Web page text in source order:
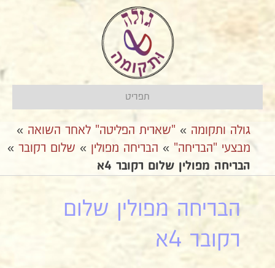
תפריט
גולה ותקומה » "שארית הפליטה" לאחר השואה »
מבצעי "הבריחה" » אהבריחה מפולין » שלום רקובר »
הבריחה מפולין שלום רקובר 4א
הבריחה מפולין שלום
רקובר 4א